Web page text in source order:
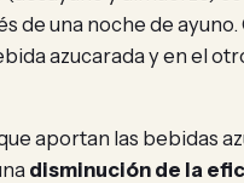
de una noche de
azucarada y en el
aportan las bebidas
disminución de la